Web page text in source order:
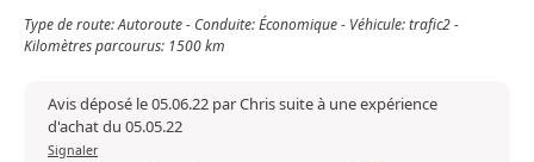
Type de route: Autoroute - Conduite: Économique - Véhicule: trafic2 -
Kilomètres parcourus: 1500 km
Avis déposé le 05.06.22 par Chris suite à une expérience
d'achat du 05.05.22
Signaler